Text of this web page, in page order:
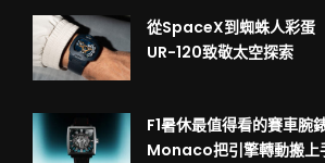
從SpaceX到蜘蛛人彩蛋
UR-120致敬太空探索
F1暑休最值得看的賽車腕
Monaco把引擎轉動搬上